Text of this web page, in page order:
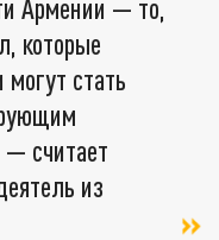
Армении — то,
которые
стать
— считает
из